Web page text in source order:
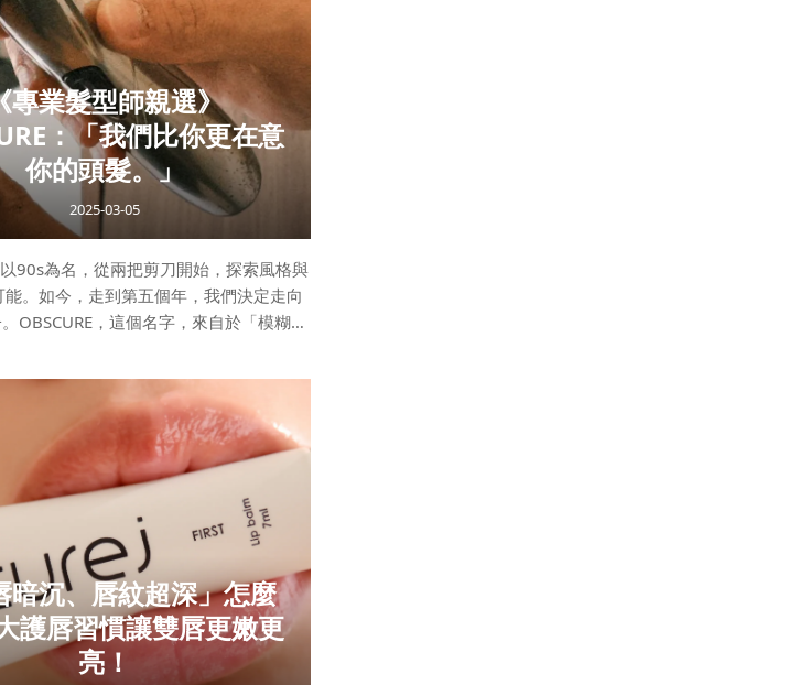
不穩定，頭皮也是。→ 頭皮問題會直接影
當頭皮環境不穩定時，常見的狀況包
專業髮型師親選》
：「我們比你更在意
你的頭髮。」
2025-03-05
90s為名，從兩把剪刀開始，探索風格與
能。如今，走到第五個年，我們決定走向
OBSCURE，這個名字，來自於「模糊」
相信，真正的風格，從來不需要刻意表
著力量，簡約裡蘊含深度，經過時間與細
才足以成就真正的品味。OBSCURE，是
一種生活態度。
值得細細品味；它不刻意，卻處處經得起
做的，不是短暫的驚豔，而是能融入日
得起時間考驗的質感。這次更名，不
暗沉、唇紋超深」怎麼
護唇習慣讓雙唇更嫩更
亮！